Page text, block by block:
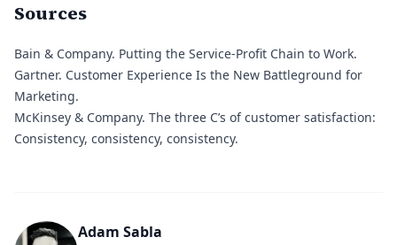
Sources
Bain & Company. Putting the Service-Profit Chain to Work.
Gartner. Customer Experience Is the New Battleground for
Marketing.
McKinsey & Company. The three C’s of customer satisfaction:
Consistency, consistency, consistency.
Adam Sabla